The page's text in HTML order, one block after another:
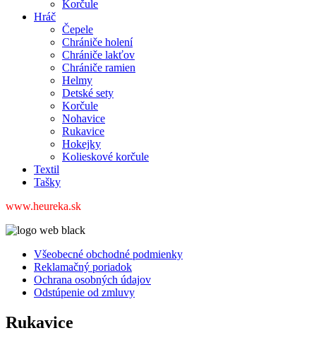
Korčule
Hráč
Čepele
Chrániče holení
Chrániče lakťov
Chrániče ramien
Helmy
Detské sety
Korčule
Nohavice
Rukavice
Hokejky
Kolieskové korčule
Textil
Tašky
www.heureka.sk
Všeobecné obchodné podmienky
Reklamačný poriadok
Ochrana osobných údajov
Odstúpenie od zmluvy
Rukavice